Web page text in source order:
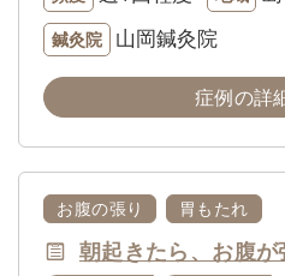
鍼灸院 山岡鍼灸院
症例の詳
お腹の張り 胃もたれ
朝起きたら、お腹が